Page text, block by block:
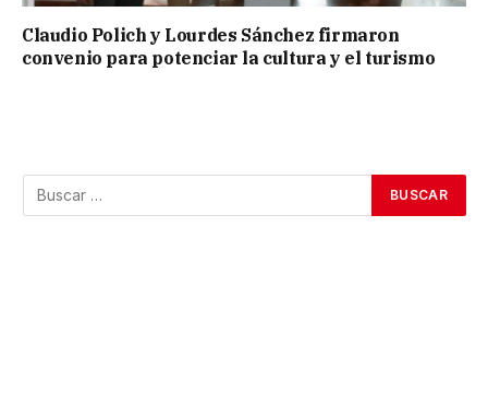
Claudio Polich y Lourdes Sánchez firmaron
convenio para potenciar la cultura y el turismo